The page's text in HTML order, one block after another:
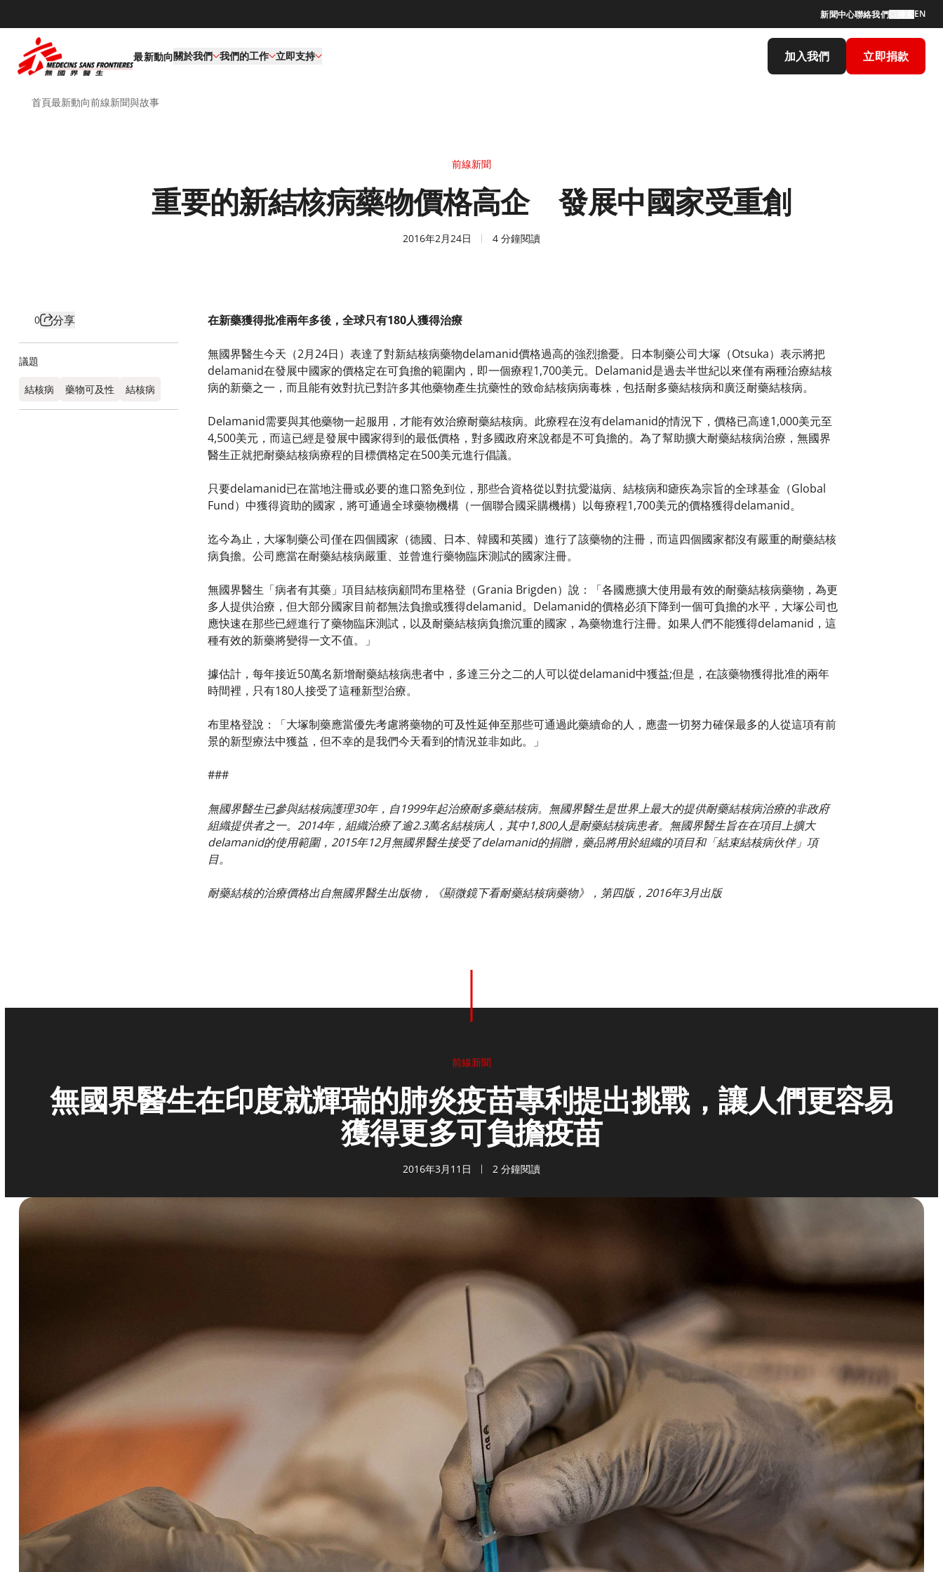
新聞中心聯絡我們 EN
最新動向關於我們 我們的工作​ 立即支持 加入我們 立即捐款
首頁最新動向前線新聞與故事
前線新聞
重要的新結核病藥物價格高企 發展中國家受重創
2016年2月24日 4 分鐘閱讀
0 分享
議題
結核病 藥物可及性 結核病
在新藥獲得批准兩年多後，全球只有180人獲得治療
無國界醫生今天（2月24日）表達了對新結核病藥物delamanid價格過高的強烈擔憂。日本制藥公司大塚（Otsuka）表示將把
delamanid在發展中國家的價格定在可負擔的範圍內，即一個療程1,700美元。Delamanid是過去半世紀以來僅有兩種治療結核
病的新藥之一，而且能有效對抗已對許多其他藥物產生抗藥性的致命結核病病毒株，包括耐多藥結核病和廣泛耐藥結核病。
Delamanid需要與其他藥物一起服用，才能有效治療耐藥結核病。此療程在沒有delamanid的情況下，價格已高達1,000美元至
4,500美元，而這已經是發展中國家得到的最低價格，對多國政府來說都是不可負擔的。為了幫助擴大耐藥結核病治療，無國界
醫生正就把耐藥結核病療程的目標價格定在500美元進行倡議。
只要delamanid已在當地注冊或必要的進口豁免到位，那些合資格從以對抗愛滋病、結核病和瘧疾為宗旨的全球基金（Global
Fund）中獲得資助的國家，將可通過全球藥物機構（一個聯合國采購機構）以每療程1,700美元的價格獲得delamanid。
迄今為止，大塚制藥公司僅在四個國家（德國、日本、韓國和英國）進行了該藥物的注冊，而這四個國家都沒有嚴重的耐藥結核
病負擔。公司應當在耐藥結核病嚴重、並曾進行藥物臨床測試的國家注冊。
無國界醫生「病者有其藥」項目結核病顧問布里格登（Grania Brigden）說：「各國應擴大使用最有效的耐藥結核病藥物，為更
多人提供治療，但大部分國家目前都無法負擔或獲得delamanid。Delamanid的價格必須下降到一個可負擔的水平，大塚公司也
應快速在那些已經進行了藥物臨床測試，以及耐藥結核病負擔沉重的國家，為藥物進行注冊。如果人們不能獲得delamanid，這
種有效的新藥將變得一文不值。」
據估計，每年接近50萬名新增耐藥結核病患者中，多達三分之二的人可以從delamanid中獲益;但是，在該藥物獲得批准的兩年
時間裡，只有180人接受了這種新型治療。
布里格登說：「大塚制藥應當優先考慮將藥物的可及性延伸至那些可通過此藥續命的人，應盡一切努力確保最多的人從這項有前
景的新型療法中獲益，但不幸的是我們今天看到的情況並非如此。」
###
無國界醫生已參與結核病護理30年，自1999年起治療耐多藥結核病。無國界醫生是世界上最大的提供耐藥結核病治療的非政府
組織提供者之一。2014年，組織治療了逾2.3萬名結核病人，其中1,800人是耐藥結核病患者。無國界醫生旨在在項目上擴大
delamanid的使用範圍，2015年12月無國界醫生接受了delamanid的捐贈，藥品將用於組織的項目和「結束結核病伙伴」項
目。
耐藥結核的治療價格出自無國界醫生出版物，《顯微鏡下看耐藥結核病藥物》，第四版，2016年3月出版
前線新聞
無國界醫生在印度就輝瑞的肺炎疫苗專利提出挑戰，讓人們更容易
獲得更多可負擔疫苗
2016年3月11日 2 分鐘閱讀